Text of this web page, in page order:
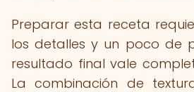
Preparar esta receta
los detalles y un poco de
resultado final vale
La combinación de